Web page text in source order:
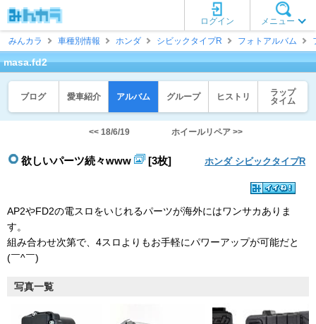
メニュー
ログイン
みんカラ
車種別情報 ホンダ シビックタイプR フォトアルバム
masa.fd2
ブログ 愛車紹介 アルバム グループ ヒストリ
ラップ
タイム
<< 18/6/19 ホイールリペア >>
欲しいパーツ続々www [3枚] ホンダ シビックタイプR
AP2やFD2の電スロをいじれるパーツが海外にはワンサカありま
す。
組み合わせ次第で、4スロよりもお手軽にパワーアップが可能だと
(￣^￣)
写真一覧